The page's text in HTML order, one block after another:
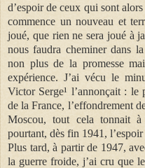
d’espoir de ceux qui sont
commence un nouveau et
joué, que rien ne sera joué à
nous faudra cheminer dans
non plus de la promesse
expérience. J’ai vécu le
Victor Serge¹ l’annonçait : le
de la France, l’effondrement
Moscou, tout cela tonnait
pourtant, dès fin 1941,
Plus tard, à partir de 1947,
la guerre froide, j’ai cru que